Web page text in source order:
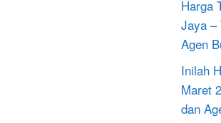
Harga
Jaya –
Agen
Inilah
Maret
dan